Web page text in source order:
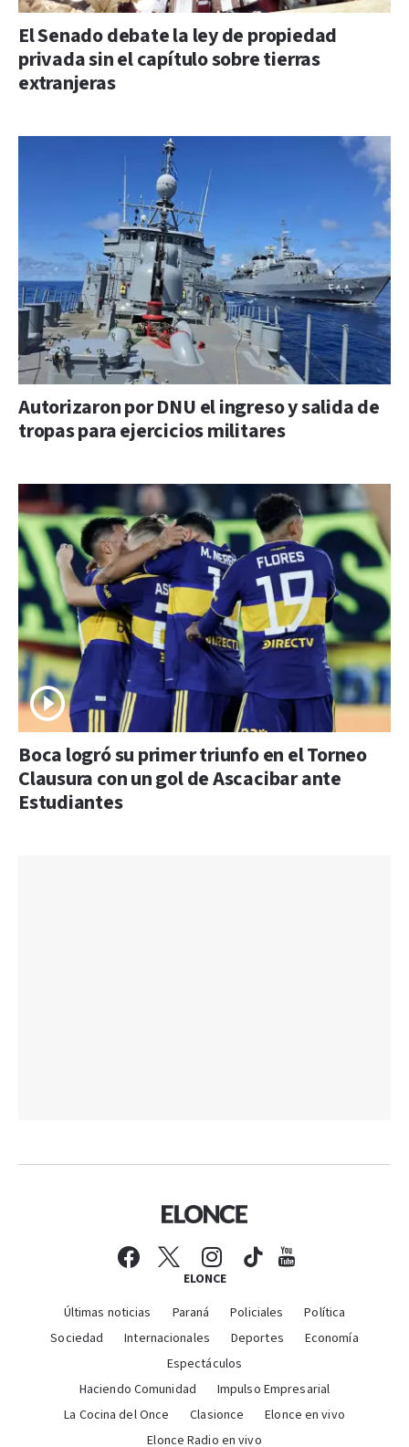
El Senado debate la ley de propiedad
privada sin el capítulo sobre tierras
extranjeras
Autorizaron por DNU el ingreso y salida de
tropas para ejercicios militares
Boca logró su primer triunfo en el Torneo
Clausura con un gol de Ascacibar ante
Estudiantes
ELONCE
Últimas noticias Paraná Policiales
Política
Sociedad
Internacionales Deportes
Economía
Espectáculos
Haciendo Comunidad
Impulso Empresarial
La Cocina del Once
Clasionce
Elonce en vivo
Elonce Radio en vivo